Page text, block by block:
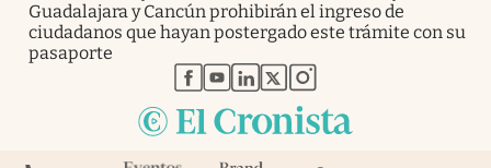
Guadalajara y Cancún prohibirán el ingreso de
ciudadanos que hayan postergado este trámite con su
pasaporte
abre en nueva pestaña
abre en nueva pestaña
abre en nueva pestaña
abre en nueva pestaña
abre en nueva pestaña